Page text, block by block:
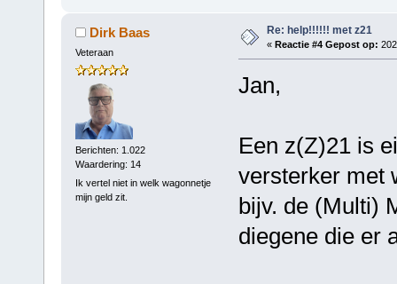
Dirk Baas
Veteraan
Berichten: 1.022
Waardering: 14
Ik vertel niet in welk wagonnetje
mijn geld zit.
Re: help!!!!!! met z21
« Reactie #4 Gepost op:
Jan,
Een z(Z)21 is
versterker met
bijv. de (Multi)
diegene die er